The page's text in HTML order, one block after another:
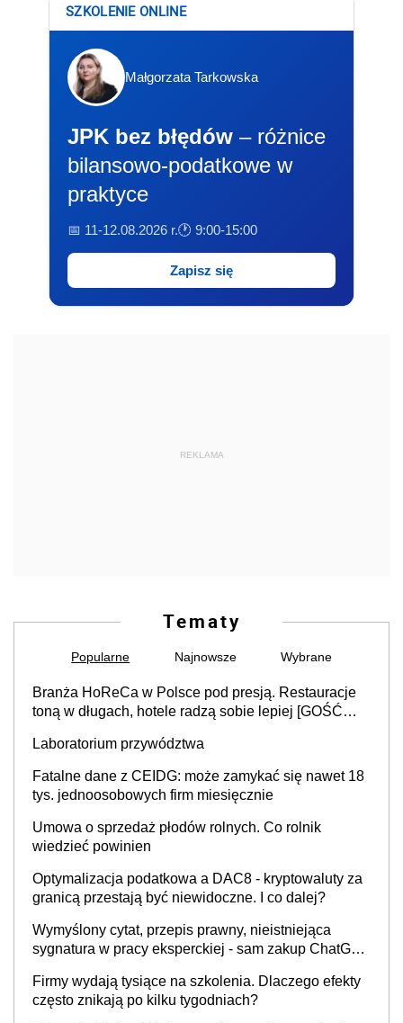
SZKOLENIE ONLINE
Małgorzata Tarkowska
JPK bez błędów – różnice
bilansowo-podatkowe w
praktyce
📅 11-12.08.2026 r.🕐 9:00-15:00
Zapisz się
REKLAMA
Tematy
Popularne Najnowsze Wybrane
Branża HoReCa w Polsce pod presją. Restauracje
toną w długach, hotele radzą sobie lepiej [GOŚĆ
Laboratorium przywództwa
Fatalne dane z CEIDG: może zamykać się nawet 18
tys. jednoosobowych firm miesięcznie
Umowa o sprzedaż płodów rolnych. Co rolnik
wiedzieć powinien
Optymalizacja podatkowa a DAC8 - kryptowaluty za
granicą przestają być niewidoczne. I co dalej?
Wymyślony cytat, przepis prawny, nieistniejąca
sygnatura w pracy eksperckiej - sam zakup ChatGPT
Firmy wydają tysiące na szkolenia. Dlaczego efekty
często znikają po kilku tygodniach?